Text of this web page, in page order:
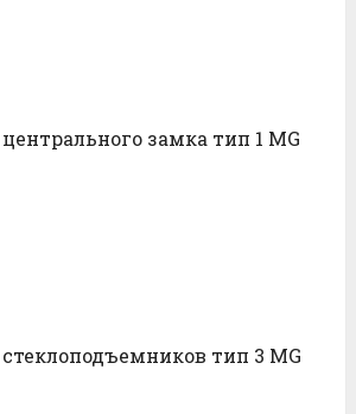
замка тип 1 MG
тип 3 MG